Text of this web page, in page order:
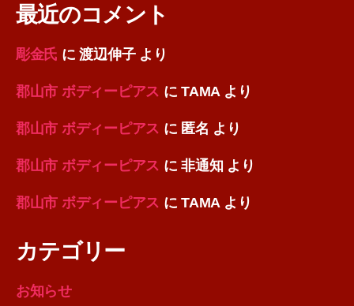
最近のコメント
彫金氏 に渡辺伸子より
郡山市 ボディーピアス にTAMAより
郡山市 ボディーピアス に 匿名 より
郡山市 ボディーピアス に非通知 より
郡山市 ボディーピアス にTAMAより
カテゴリー
お知らせ